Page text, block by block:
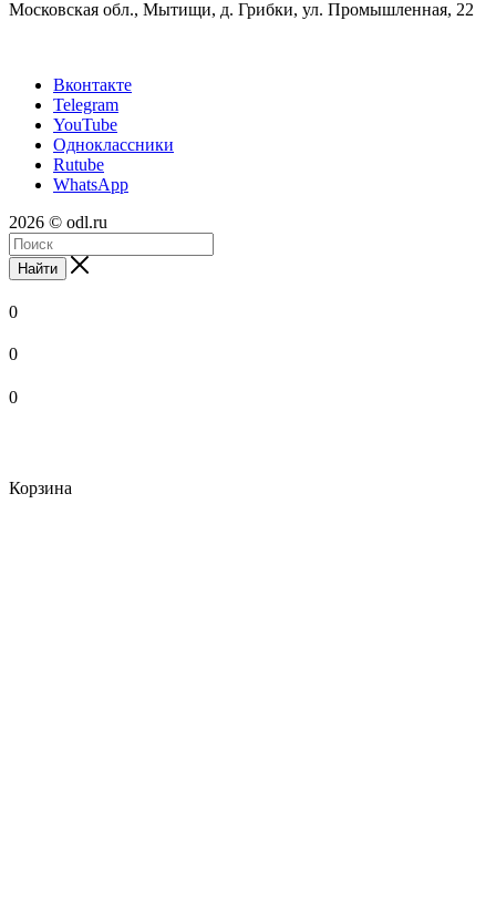
Московская обл., Мытищи, д. Грибки, ул. Промышленная, 22
Вконтакте
Telegram
YouTube
Одноклассники
Rutube
WhatsApp
2026 © odl.ru
Найти
0
0
0
Корзина